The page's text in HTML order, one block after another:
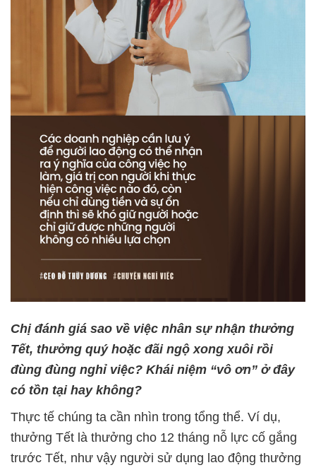
Chị đánh giá sao về việc nhân sự nhận thưởng
Tết, thưởng quý hoặc đãi ngộ xong xuôi rồi
đùng đùng nghỉ việc? Khái niệm “vô ơn” ở đây
có tồn tại hay không?
Thực tế chúng ta cần nhìn trong tổng thể. Ví dụ,
thưởng Tết là thưởng cho 12 tháng nỗ lực cố gắng
trước Tết, như vậy người sử dụng lao động thưởng